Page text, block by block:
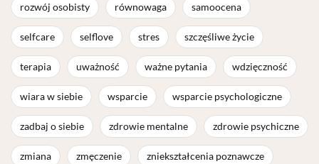
rozwój osobisty równowaga samoocena
selfcare selflove stres szczęśliwe życie
terapia uważność ważne pytania wdzięczność
wiara w siebie wsparcie wsparcie psychologiczne
zadbaj o siebie zdrowie mentalne zdrowie psychiczne
zmiana zmęczenie zniekształcenia poznawcze